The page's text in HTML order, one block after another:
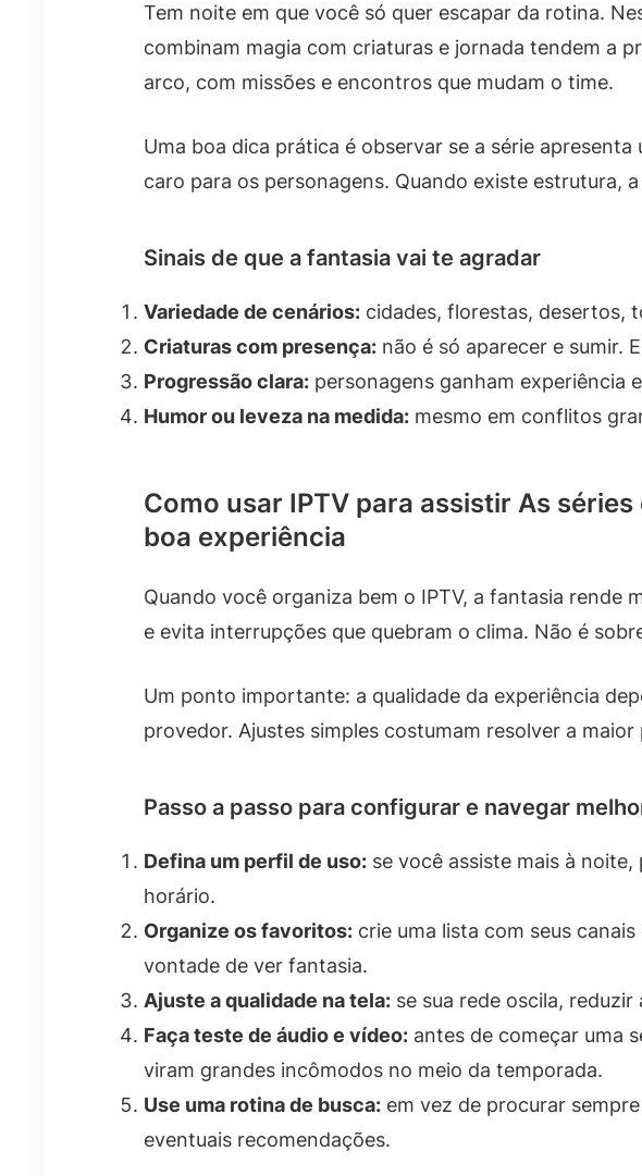
Tem noite em que você só quer escapar da rotina.
combinam magia com criaturas e jornada tendem a
arco, com missões e encontros que mudam o time.
Uma boa dica prática é observar se a série
caro para os personagens. Quando existe estrutura,
Sinais de que a fantasia vai te agradar
Variedade de cenários: cidades, florestas, desertos,
Criaturas com presença: não é só aparecer e sumir.
Progressão clara: personagens ganham experiência
Humor ou leveza na medida: mesmo em conflitos
Como usar IPTV para assistir As
boa experiência
Quando você organiza bem o IPTV, a fantasia rende
e evita interrupções que quebram o clima. Não é
Um ponto importante: a qualidade da experiência
provedor. Ajustes simples costumam resolver a
Passo a passo para configurar e navegar
Defina um perfil de uso: se você assiste mais à
horário.
Organize os favoritos: crie uma lista com seus
vontade de ver fantasia.
Ajuste a qualidade na tela: se sua rede oscila,
Faça teste de áudio e vídeo: antes de começar uma
viram grandes incômodos no meio da temporada.
Use uma rotina de busca: em vez de procurar
eventuais recomendações.